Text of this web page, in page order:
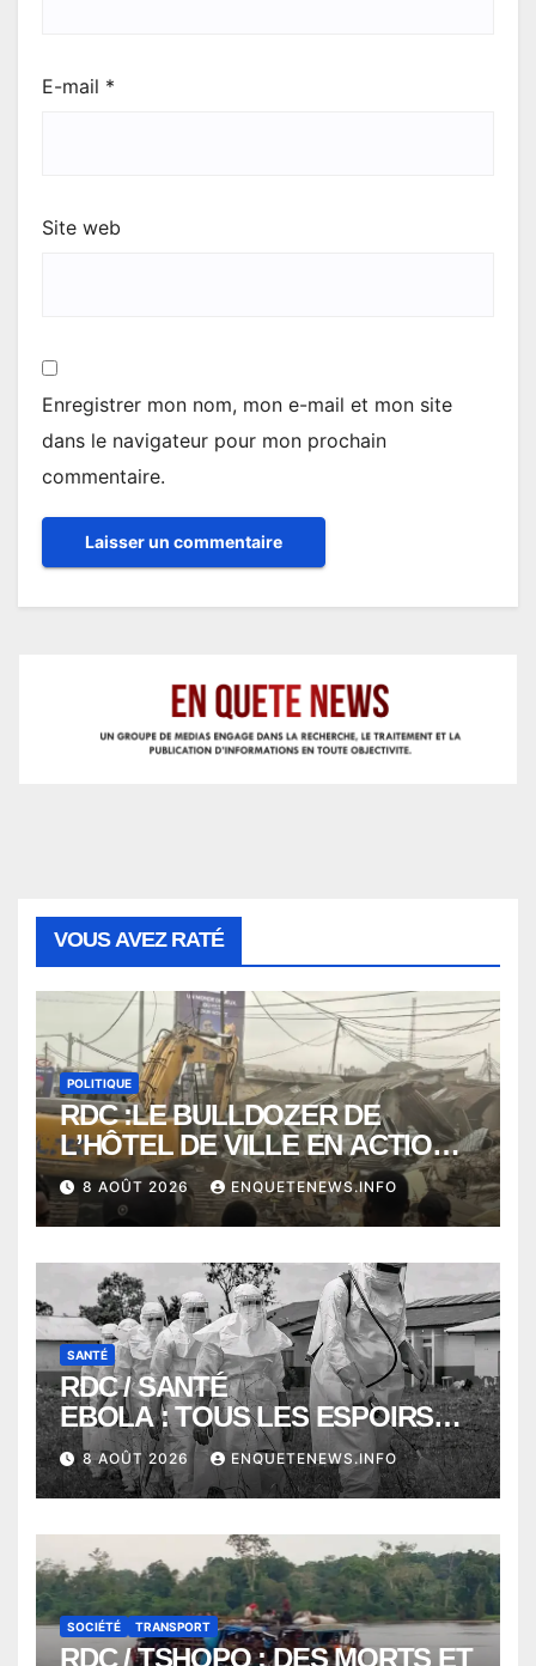
E-mail *
Site web
Enregistrer mon nom, mon e-mail et mon site
dans le navigateur pour mon prochain
commentaire.
VOUS AVEZ RATÉ
POLITIQUE
RDC :LE BULLDOZER DE
L’HÔTEL DE VILLE EN ACTION
POUR DEGAGER LA VOIE
PUBLIQUE en action DANS LA
COMMUNE DE NGALIEMA
8 AOÛT 2026 ENQUETENEWS.INFO
SANTÉ
RDC / SANTÉ
EBOLA : TOUS LES ESPOIRS
VONT VERS SEPTEMBRE
ALORS QUE L’ÉPIDÉMIE TEND
VERS 2000 DÉCÈS
8 AOÛT 2026 ENQUETENEWS.INFO
SOCIÉTÉ TRANSPORT
RDC / TSHOPO : DES MORTS ET